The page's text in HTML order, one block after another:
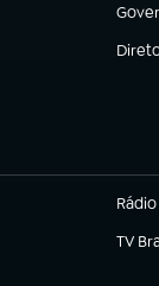
(abre
(abre
TV